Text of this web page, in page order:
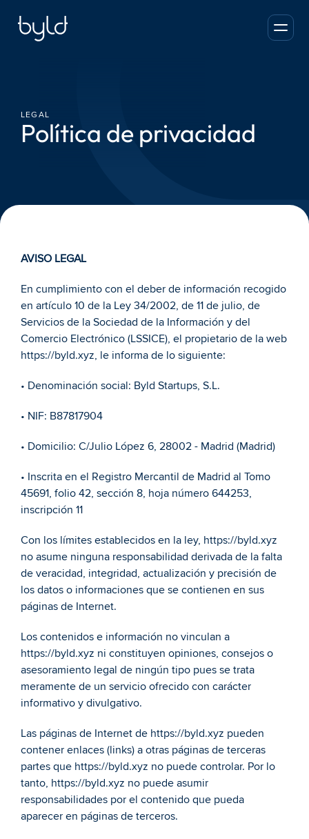
LEGAL
Política de privacidad
AVISO LEGAL
En cumplimiento con el deber de información recogido
en artículo 10 de la Ley 34/2002, de 11 de julio, de
Servicios de la Sociedad de la Información y del
Comercio Electrónico (LSSICE), el propietario de la web
https://byld.xyz, le informa de lo siguiente:
• Denominación social: Byld Startups, S.L.
• NIF: B87817904
• Domicilio: C/Julio López 6, 28002 - Madrid (Madrid)
• Inscrita en el Registro Mercantil de Madrid al Tomo
45691, folio 42, sección 8, hoja número 644253,
inscripción 11
Con los límites establecidos en la ley, https://byld.xyz
no asume ninguna responsabilidad derivada de la falta
de veracidad, integridad, actualización y precisión de
los datos o informaciones que se contienen en sus
páginas de Internet.
Los contenidos e información no vinculan a
https://byld.xyz ni constituyen opiniones, consejos o
asesoramiento legal de ningún tipo pues se trata
meramente de un servicio ofrecido con carácter
informativo y divulgativo.
Las páginas de Internet de https://byld.xyz pueden
contener enlaces (links) a otras páginas de terceras
partes que https://byld.xyz no puede controlar. Por lo
tanto, https://byld.xyz no puede asumir
responsabilidades por el contenido que pueda
aparecer en páginas de terceros.